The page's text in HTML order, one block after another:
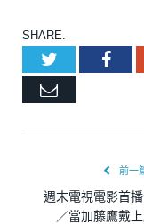
SHARE.
Twitter
Email
前一
週末電視電影首
／當加藤鷹戴